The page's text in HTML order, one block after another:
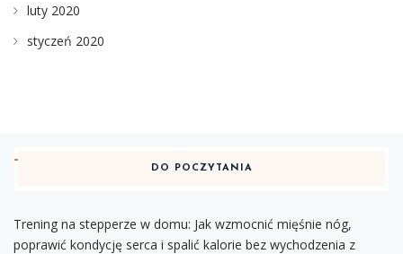
luty 2020
styczeń 2020
DO POCZYTANIA
Trening na stepperze w domu: Jak wzmocnić mięśnie nóg,
poprawić kondycję serca i spalić kalorie bez wychodzenia z